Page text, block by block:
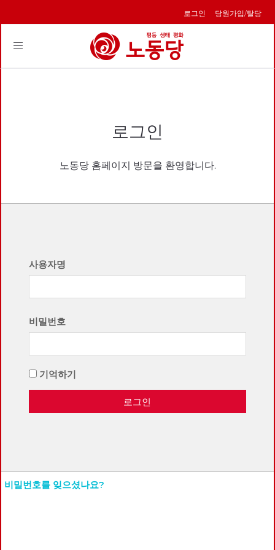
로그인 당원가입/탈당
Toggle
로그인
노동당 홈페이지 방문을 환영합니다.
사용자명
비밀번호
기억하기
로그인
비밀번호를 잊으셨나요?